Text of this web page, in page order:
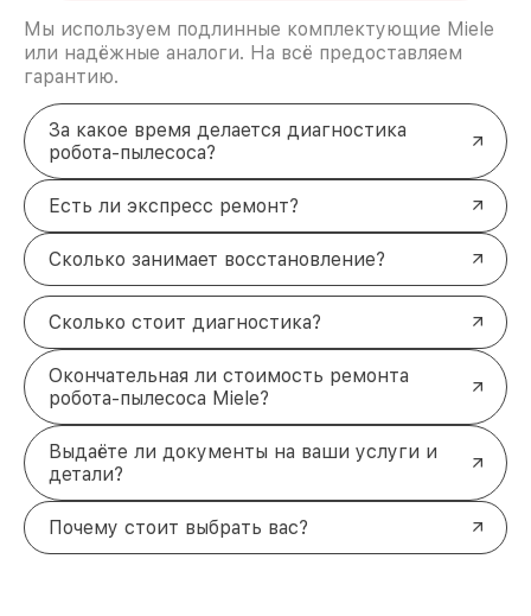
Мы используем подлинные комплектующие Miele
или надёжные аналоги. На всё предоставляем
гарантию.
За какое время делается диагностика
робота-пылесоса?
Есть ли экспресс ремонт?
Сколько занимает восстановление?
Сколько стоит диагностика?
Окончательная ли стоимость ремонта
робота-пылесоса Miele?
Выдаёте ли документы на ваши услуги и
детали?
Почему стоит выбрать вас?